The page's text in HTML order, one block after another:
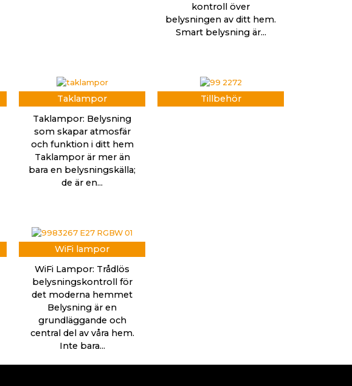
kontroll över
belysningen av ditt hem.
Smart belysning är...
Taklampor
Taklampor: Belysning
som skapar atmosfär
och funktion i ditt hem
Taklampor är mer än
bara en belysningskälla;
de är en...
Tillbehör
WiFi lampor
WiFi Lampor: Trådlös
belysningskontroll för
det moderna hemmet
Belysning är en
grundläggande och
central del av våra hem.
Inte bara...